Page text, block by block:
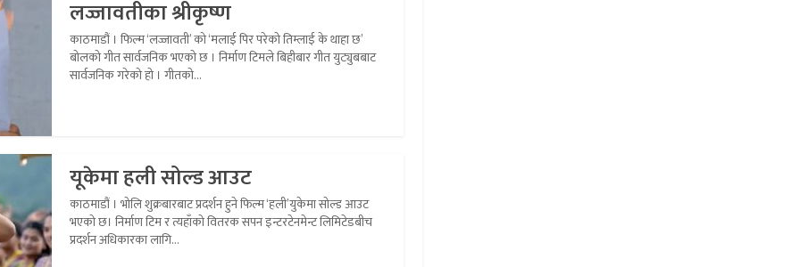
लज्जावतीका श्रीकृष्ण
काठमाडौं । फिल्म ‘लज्जावती’ को ‘मलाई पिर परेको तिम्लाई के थाहा छ’
बोलको गीत सार्वजनिक भएको छ । निर्माण टिमले बिहीबार गीत युट्युबबाट
सार्वजनिक गरेको हो । गीतको...
यूकेमा हली सोल्ड आउट
काठमाडौं । भोलि शुक्रबारबाट प्रदर्शन हुने फिल्म ‘हली’युकेमा सोल्ड आउट
भएको छ। निर्माण टिम र त्यहाँको वितरक सपन इन्टरटेनमेन्ट लिमिटेडबीच
प्रदर्शन अधिकारका लागि...